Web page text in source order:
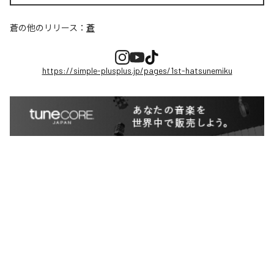
蒼の他のリリース： 蒼
https://simple-plusplus.jp/pages/1st-hatsunemiku